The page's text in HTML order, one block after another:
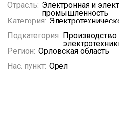
Отрасль: Электронная и
промышленность
Категория:
Подкатегория: Производство
Регион: Орловская область
Нас. пункт: Орёл